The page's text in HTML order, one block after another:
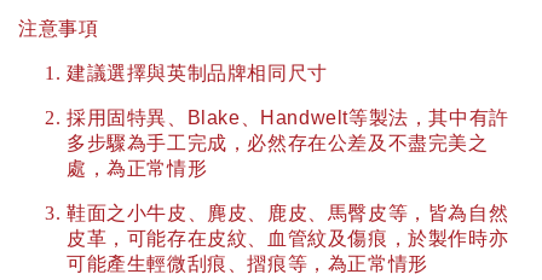
注意事項
建議選擇與英制品牌相同尺寸
採用固特異、 Blake Handwelt等製法，其中有許
多步驟為手工完成，必然存在公差及不盡完美之
處，為正常情形
鞋面之小牛皮、麂皮、鹿皮、馬臀皮等，皆為自然
皮革，可能存在皮紋、血管紋及傷痕，於製作時亦
可能產生輕微刮痕、摺痕等，為正常情形